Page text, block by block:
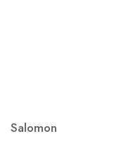
Salomon